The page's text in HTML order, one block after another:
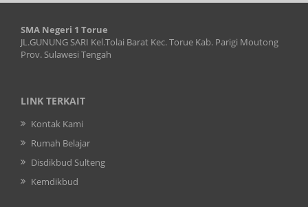
SMA Negeri 1 Torue
JL.GUNUNG SARI Kel.Tolai Barat Kec. Torue Kab. Parigi Moutong
Prov. Sulawesi Tengah
LINK TERKAIT
Kontak Kami
Rumah Belajar
Disdikbud Sulteng
Kemdikbud